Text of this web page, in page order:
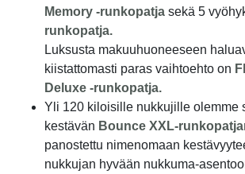
Memory -runkopatja sekä 5
runkopatja.
Luksusta makuuhuoneeseen
kiistattomasti paras vaihtoehto on
Deluxe -runkopatja.
Yli 120 kiloisille nukkujille olemme
kestävän Bounce XXL-
panostettu nimenomaan
nukkujan hyvään nukkuma-